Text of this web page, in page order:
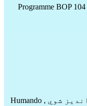
Programme BOP
شوي Humando ,